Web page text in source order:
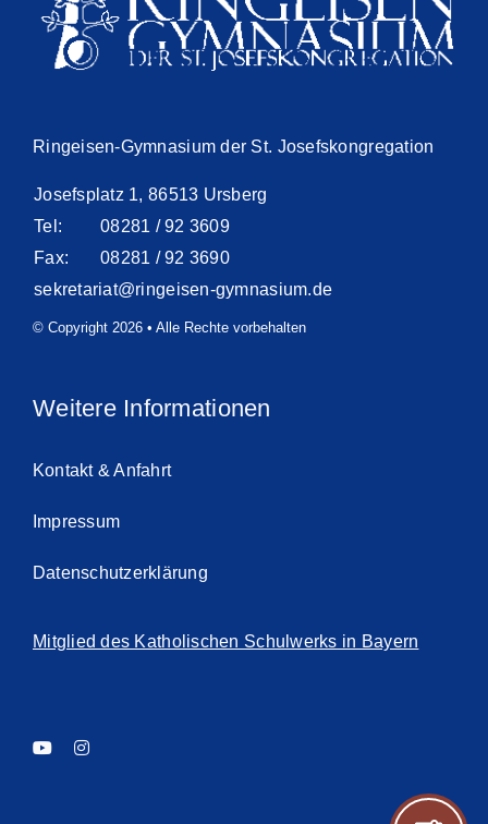
Ringeisen-Gymnasium der St. Josefskongregation
Josefsplatz 1, 86513 Ursberg
Tel:
08281 / 92 3609
Fax:
08281 / 92 3690
sekretariat@ringeisen-gymnasium.de
© Copyright 2026 • Alle Rechte vorbehalten
Weitere Informationen
Kontakt & Anfahrt
Impressum
Datenschutzerklärung
Mitglied des Katholischen Schulwerks in Bayern